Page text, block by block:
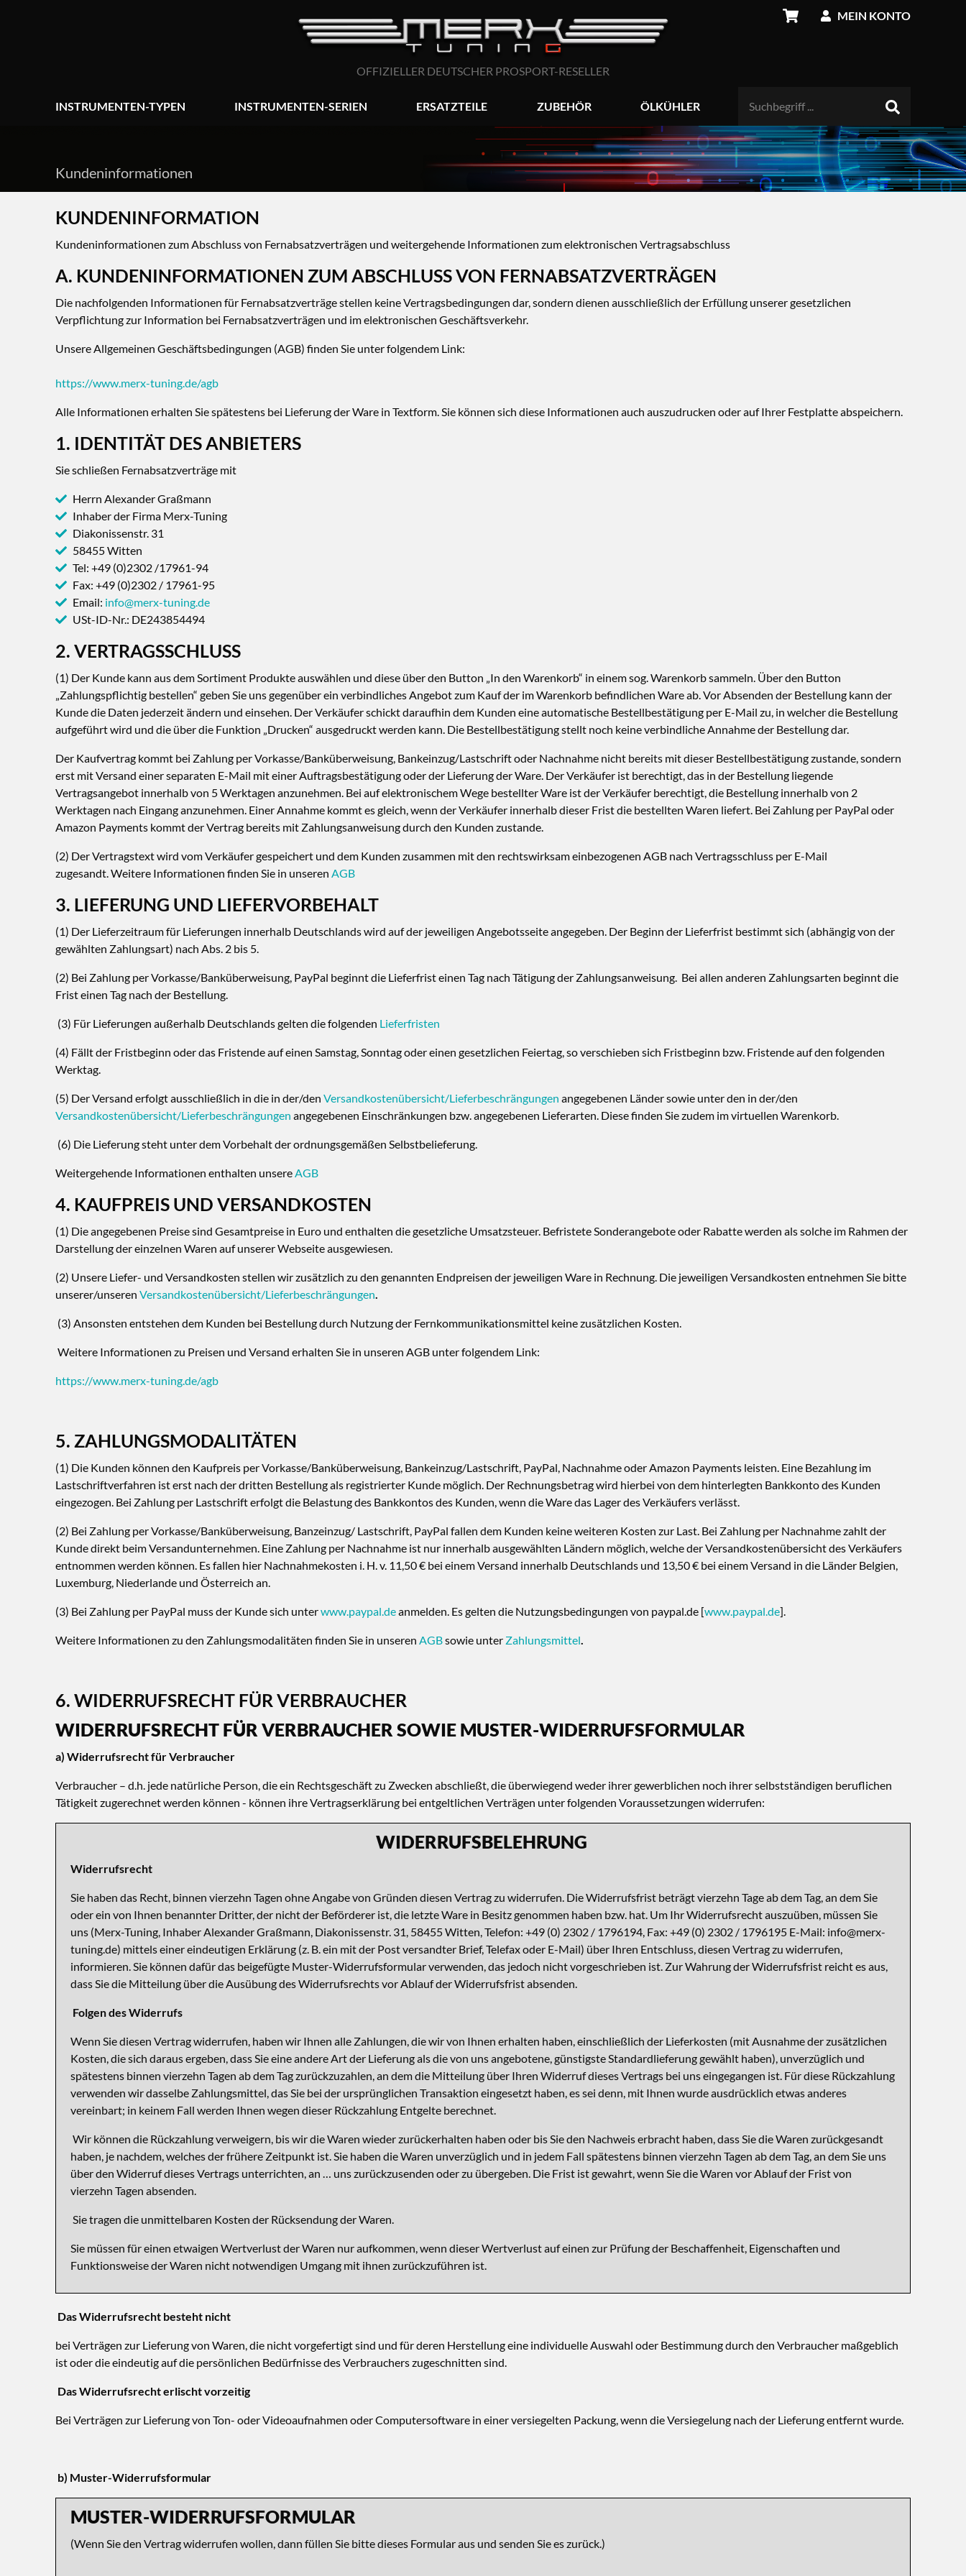
OFFIZIELLER DEUTSCHER PROSPORT-RESELLER
MEIN KONTO
INSTRUMENTEN-TYPEN INSTRUMENTEN-SERIEN ERSATZTEILE ZUBEHÖR ÖLKÜHLER
Kundeninformationen
KUNDENINFORMATION
Kundeninformationen zum Abschluss von Fernabsatzverträgen und weitergehende Informationen zum elektronischen Vertragsabschluss
A. KUNDENINFORMATIONEN ZUM ABSCHLUSS VON FERNABSATZVERTRÄGEN
Die nachfolgenden Informationen für Fernabsatzverträge stellen keine Vertragsbedingungen dar, sondern dienen ausschließlich der Erfüllung unserer gesetzlichen
Verpflichtung zur Information bei Fernabsatzverträgen und im elektronischen Geschäftsverkehr.
Unsere Allgemeinen Geschäftsbedingungen (AGB) finden Sie unter folgendem Link:
https://www.merx-tuning.de/agb
Alle Informationen erhalten Sie spätestens bei Lieferung der Ware in Textform. Sie können sich diese Informationen auch auszudrucken oder auf Ihrer Festplatte abspeichern.
1. IDENTITÄT DES ANBIETERS
Sie schließen Fernabsatzverträge mit
Herrn Alexander Graßmann
Inhaber der Firma Merx-Tuning
Diakonissenstr. 31
58455 Witten
Tel: +49 (0)2302 /17961-94
Fax: +49 (0)2302 / 17961-95
Email: info@merx-tuning.de
USt-ID-Nr.: DE243854494
2. VERTRAGSSCHLUSS
(1) Der Kunde kann aus dem Sortiment Produkte auswählen und diese über den Button „In den Warenkorb“ in einem sog. Warenkorb sammeln. Über den Button
„Zahlungspflichtig bestellen“ geben Sie uns gegenüber ein verbindliches Angebot zum Kauf der im Warenkorb befindlichen Ware ab. Vor Absenden der Bestellung kann der
Kunde die Daten jederzeit ändern und einsehen. Der Verkäufer schickt daraufhin dem Kunden eine automatische Bestellbestätigung per E-Mail zu, in welcher die Bestellung
aufgeführt wird und die über die Funktion „Drucken“ ausgedruckt werden kann. Die Bestellbestätigung stellt noch keine verbindliche Annahme der Bestellung dar.
Der Kaufvertrag kommt bei Zahlung per Vorkasse/Banküberweisung, Bankeinzug/Lastschrift oder Nachnahme nicht bereits mit dieser Bestellbestätigung zustande, sondern
erst mit Versand einer separaten E-Mail mit einer Auftragsbestätigung oder der Lieferung der Ware. Der Verkäufer ist berechtigt, das in der Bestellung liegende
Vertragsangebot innerhalb von 5 Werktagen anzunehmen. Bei auf elektronischem Wege bestellter Ware ist der Verkäufer berechtigt, die Bestellung innerhalb von 2
Werktagen nach Eingang anzunehmen. Einer Annahme kommt es gleich, wenn der Verkäufer innerhalb dieser Frist die bestellten Waren liefert. Bei Zahlung per PayPal oder
Amazon Payments kommt der Vertrag bereits mit Zahlungsanweisung durch den Kunden zustande.
(2) Der Vertragstext wird vom Verkäufer gespeichert und dem Kunden zusammen mit den rechtswirksam einbezogenen AGB nach Vertragsschluss per E-Mail
zugesandt. Weitere Informationen finden Sie in unseren AGB
3. LIEFERUNG UND LIEFERVORBEHALT
(1) Der Lieferzeitraum für Lieferungen innerhalb Deutschlands wird auf der jeweiligen Angebotsseite angegeben. Der Beginn der Lieferfrist bestimmt sich (abhängig von der
gewählten Zahlungsart) nach Abs. 2 bis 5.
(2) Bei Zahlung per Vorkasse/Banküberweisung, PayPal beginnt die Lieferfrist einen Tag nach Tätigung der Zahlungsanweisung. Bei allen anderen Zahlungsarten beginnt die
Frist einen Tag nach der Bestellung.
(3) Für Lieferungen außerhalb Deutschlands gelten die folgenden Lieferfristen
(4) Fällt der Fristbeginn oder das Fristende auf einen Samstag, Sonntag oder einen gesetzlichen Feiertag, so verschieben sich Fristbeginn bzw. Fristende auf den folgenden
Werktag.
(5) Der Versand erfolgt ausschließlich in die in der/den Versandkostenübersicht/Lieferbeschrängungen angegebenen Länder sowie unter den in der/den
Versandkostenübersicht/Lieferbeschrängungen angegebenen Einschränkungen bzw. angegebenen Lieferarten. Diese finden Sie zudem im virtuellen Warenkorb.
(6) Die Lieferung steht unter dem Vorbehalt der ordnungsgemäßen Selbstbelieferung.
Weitergehende Informationen enthalten unsereAGB
4. KAUFPREIS UND VERSANDKOSTEN
(1) Die angegebenen Preise sind Gesamtpreise in Euro und enthalten die gesetzliche Umsatzsteuer. Befristete Sonderangebote oder Rabatte werden als solche im Rahmen der
Darstellung der einzelnen Waren auf unserer Webseite ausgewiesen.
(2) Unsere Liefer- und Versandkosten stellen wir zusätzlich zu den genannten Endpreisen der jeweiligen Ware in Rechnung. Die jeweiligen Versandkosten entnehmen Sie bitte
unserer/unseren Versandkostenübersicht/Lieferbeschrängungen.
(3) Ansonsten entstehen dem Kunden bei Bestellung durch Nutzung der Fernkommunikationsmittel keine zusätzlichen Kosten.
Weitere Informationen zu Preisen und Versand erhalten Sie in unseren AGB unter folgendem Link:
https://www.merx-tuning.de/agb
5. ZAHLUNGSMODALITÄTEN
(1) Die Kunden können den Kaufpreis per Vorkasse/Banküberweisung, Bankeinzug/Lastschrift, PayPal, Nachnahme oder Amazon Payments leisten. Eine Bezahlung im
Lastschriftverfahren ist erst nach der dritten Bestellung als registrierter Kunde möglich. Der Rechnungsbetrag wird hierbei von dem hinterlegten Bankkonto des Kunden
eingezogen. Bei Zahlung per Lastschrift erfolgt die Belastung des Bankkontos des Kunden, wenn die Ware das Lager des Verkäufers verlässt.
(2) Bei Zahlung per Vorkasse/Banküberweisung, Banzeinzug/ Lastschrift, PayPal fallen dem Kunden keine weiteren Kosten zur Last. Bei Zahlung per Nachnahme zahlt der
Kunde direkt beim Versandunternehmen. Eine Zahlung per Nachnahme ist nur innerhalb ausgewählten Ländern möglich, welche der Versandkostenübersicht des Verkäufers
entnommen werden können. Es fallen hier Nachnahmekosten i. H. v. 11,50 € bei einem Versand innerhalb Deutschlands und 13,50 € bei einem Versand in die Länder Belgien,
Luxemburg, Niederlande und Österreich an.
(3) Bei Zahlung per PayPal muss der Kunde sich unterwww.paypal.deanmelden. Es gelten die Nutzungsbedingungen von paypal.de [www.paypal.de].
Weitere Informationen zu den Zahlungsmodalitäten finden Sie in unseren AGBsowie unter Zahlungsmittel.
6. WIDERRUFSRECHT FÜR VERBRAUCHER
WIDERRUFSRECHT FÜR VERBRAUCHER SOWIE MUSTER-WIDERRUFSFORMULAR
a) Widerrufsrecht für Verbraucher
Verbraucher – d.h. jede natürliche Person, die ein Rechtsgeschäft zu Zwecken abschließt, die überwiegend weder ihrer gewerblichen noch ihrer selbstständigen beruflichen
Tätigkeit zugerechnet werden können - können ihre Vertragserklärung bei entgeltlichen Verträgen unter folgenden Voraussetzungen widerrufen:
WIDERRUFSBELEHRUNG
Widerrufsrecht
Sie haben das Recht, binnen vierzehn Tagen ohne Angabe von Gründen diesen Vertrag zu widerrufen. Die Widerrufsfrist beträgt vierzehn Tage ab dem Tag, an dem Sie
oder ein von Ihnen benannter Dritter, der nicht der Beförderer ist, die letzte Ware in Besitz genommen haben bzw. hat. Um Ihr Widerrufsrecht auszuüben, müssen Sie
uns (Merx-Tuning, Inhaber Alexander Graßmann, Diakonissenstr. 31, 58455 Witten, Telefon: +49 (0) 2302 / 1796194, Fax: +49 (0) 2302 / 1796195 E-Mail: info@merx-
tuning.de) mittels einer eindeutigen Erklärung (z. B. ein mit der Post versandter Brief, Telefax oder E-Mail) über Ihren Entschluss, diesen Vertrag zu widerrufen,
informieren. Sie können dafür das beigefügte Muster-Widerrufsformular verwenden, das jedoch nicht vorgeschrieben ist. Zur Wahrung der Widerrufsfrist reicht es aus,
dass Sie die Mitteilung über die Ausübung des Widerrufsrechts vor Ablauf der Widerrufsfrist absenden.
Folgen des Widerrufs
Wenn Sie diesen Vertrag widerrufen, haben wir Ihnen alle Zahlungen, die wir von Ihnen erhalten haben, einschließlich der Lieferkosten (mit Ausnahme der zusätzlichen
Kosten, die sich daraus ergeben, dass Sie eine andere Art der Lieferung als die von uns angebotene, günstigste Standardlieferung gewählt haben), unverzüglich und
spätestens binnen vierzehn Tagen ab dem Tag zurückzuzahlen, an dem die Mitteilung über Ihren Widerruf dieses Vertrags bei uns eingegangen ist. Für diese Rückzahlung
verwenden wir dasselbe Zahlungsmittel, das Sie bei der ursprünglichen Transaktion eingesetzt haben, es sei denn, mit Ihnen wurde ausdrücklich etwas anderes
vereinbart; in keinem Fall werden Ihnen wegen dieser Rückzahlung Entgelte berechnet.
Wir können die Rückzahlung verweigern, bis wir die Waren wieder zurückerhalten haben oder bis Sie den Nachweis erbracht haben, dass Sie die Waren zurückgesandt
haben, je nachdem, welches der frühere Zeitpunkt ist. Sie haben die Waren unverzüglich und in jedem Fall spätestens binnen vierzehn Tagen ab dem Tag, an dem Sie uns
über den Widerruf dieses Vertrags unterrichten, an … uns zurückzusenden oder zu übergeben. Die Frist ist gewahrt, wenn Sie die Waren vor Ablauf der Frist von
vierzehn Tagen absenden.
Sie tragen die unmittelbaren Kosten der Rücksendung der Waren.
Sie müssen für einen etwaigen Wertverlust der Waren nur aufkommen, wenn dieser Wertverlust auf einen zur Prüfung der Beschaffenheit, Eigenschaften und
Funktionsweise der Waren nicht notwendigen Umgang mit ihnen zurückzuführen ist.
Das Widerrufsrecht besteht nicht
bei Verträgen zur Lieferung von Waren, die nicht vorgefertigt sind und für deren Herstellung eine individuelle Auswahl oder Bestimmung durch den Verbraucher maßgeblich
ist oder die eindeutig auf die persönlichen Bedürfnisse des Verbrauchers zugeschnitten sind.
Das Widerrufsrecht erlischt vorzeitig
Bei Verträgen zur Lieferung von Ton- oder Videoaufnahmen oder Computersoftware in einer versiegelten Packung, wenn die Versiegelung nach der Lieferung entfernt wurde.
b) Muster-Widerrufsformular
MUSTER-WIDERRUFSFORMULAR
(Wenn Sie den Vertrag widerrufen wollen, dann füllen Sie bitte dieses Formular aus und senden Sie es zurück.)